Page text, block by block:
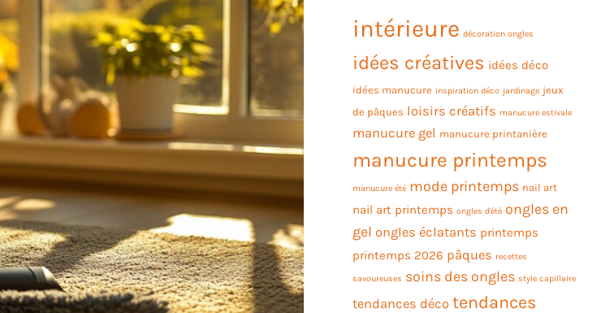
intérieure décoration ongles
idées créatives idées déco
idées manucure inspiration déco jardinage jeux
de pâques loisirs créatifs manucure estivale
manucure gel manucure printanière
manucure printemps
manucure été mode printemps nail art
nail art printemps ongles d'été ongles en
gel ongles éclatants printemps
printemps 2026 pâques recettes
savoureuses soins des ongles style capillaire
tendances déco tendances